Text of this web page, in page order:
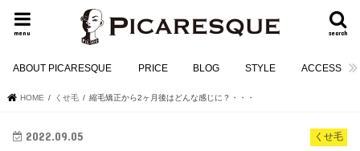
search
menu
ABOUT PICARESQUE PRICE BLOG STYLE ACCESS
HOME くせ毛 縮毛矯正から2ヶ月後はどんな感じに？・・・
くせ毛
2022.09.05